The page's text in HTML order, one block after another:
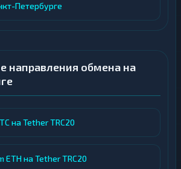
Петербурге
направления обмена на
на Tether TRC20
на Tether TRC20